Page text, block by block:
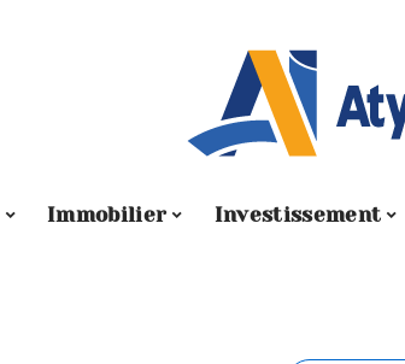
Immobilier Investissement